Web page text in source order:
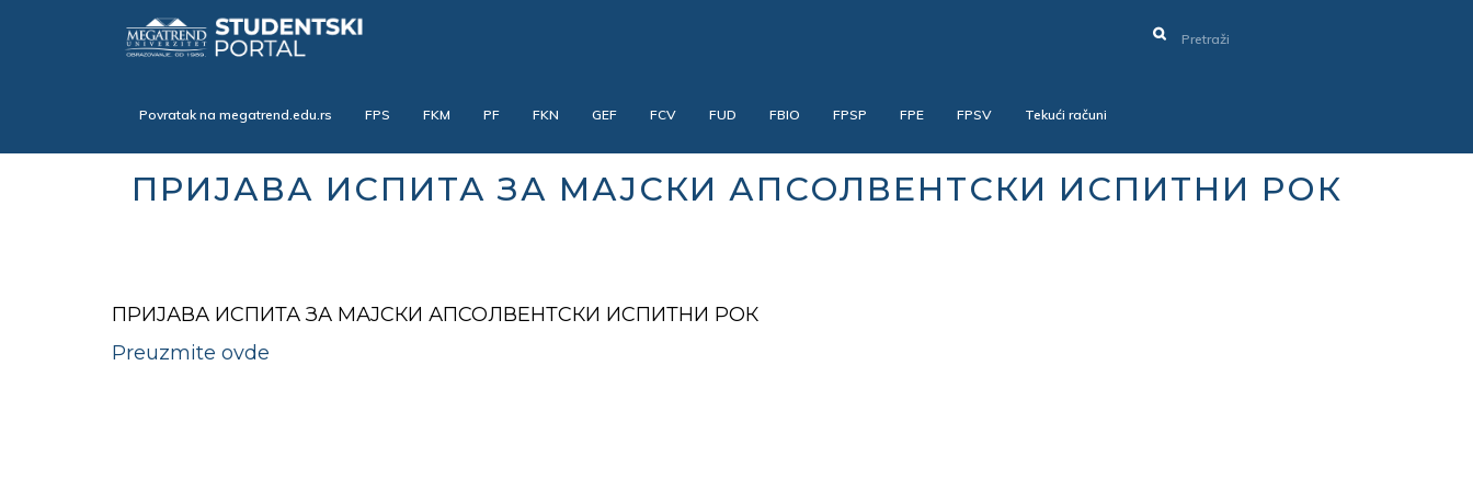
Povratak na megatrend.edu.rs FPS FKM PF FKN GEF FCV FUD FBIO FPSP FPE FPSV Tekući računi
ПРИЈАВА ИСПИТА ЗА МАЈСКИ АПСОЛВЕНТСКИ ИСПИТНИ РОК
ПРИЈАВА ИСПИТА ЗА МАЈСКИ АПСОЛВЕНТСКИ ИСПИТНИ РОК
Preuzmite ovde